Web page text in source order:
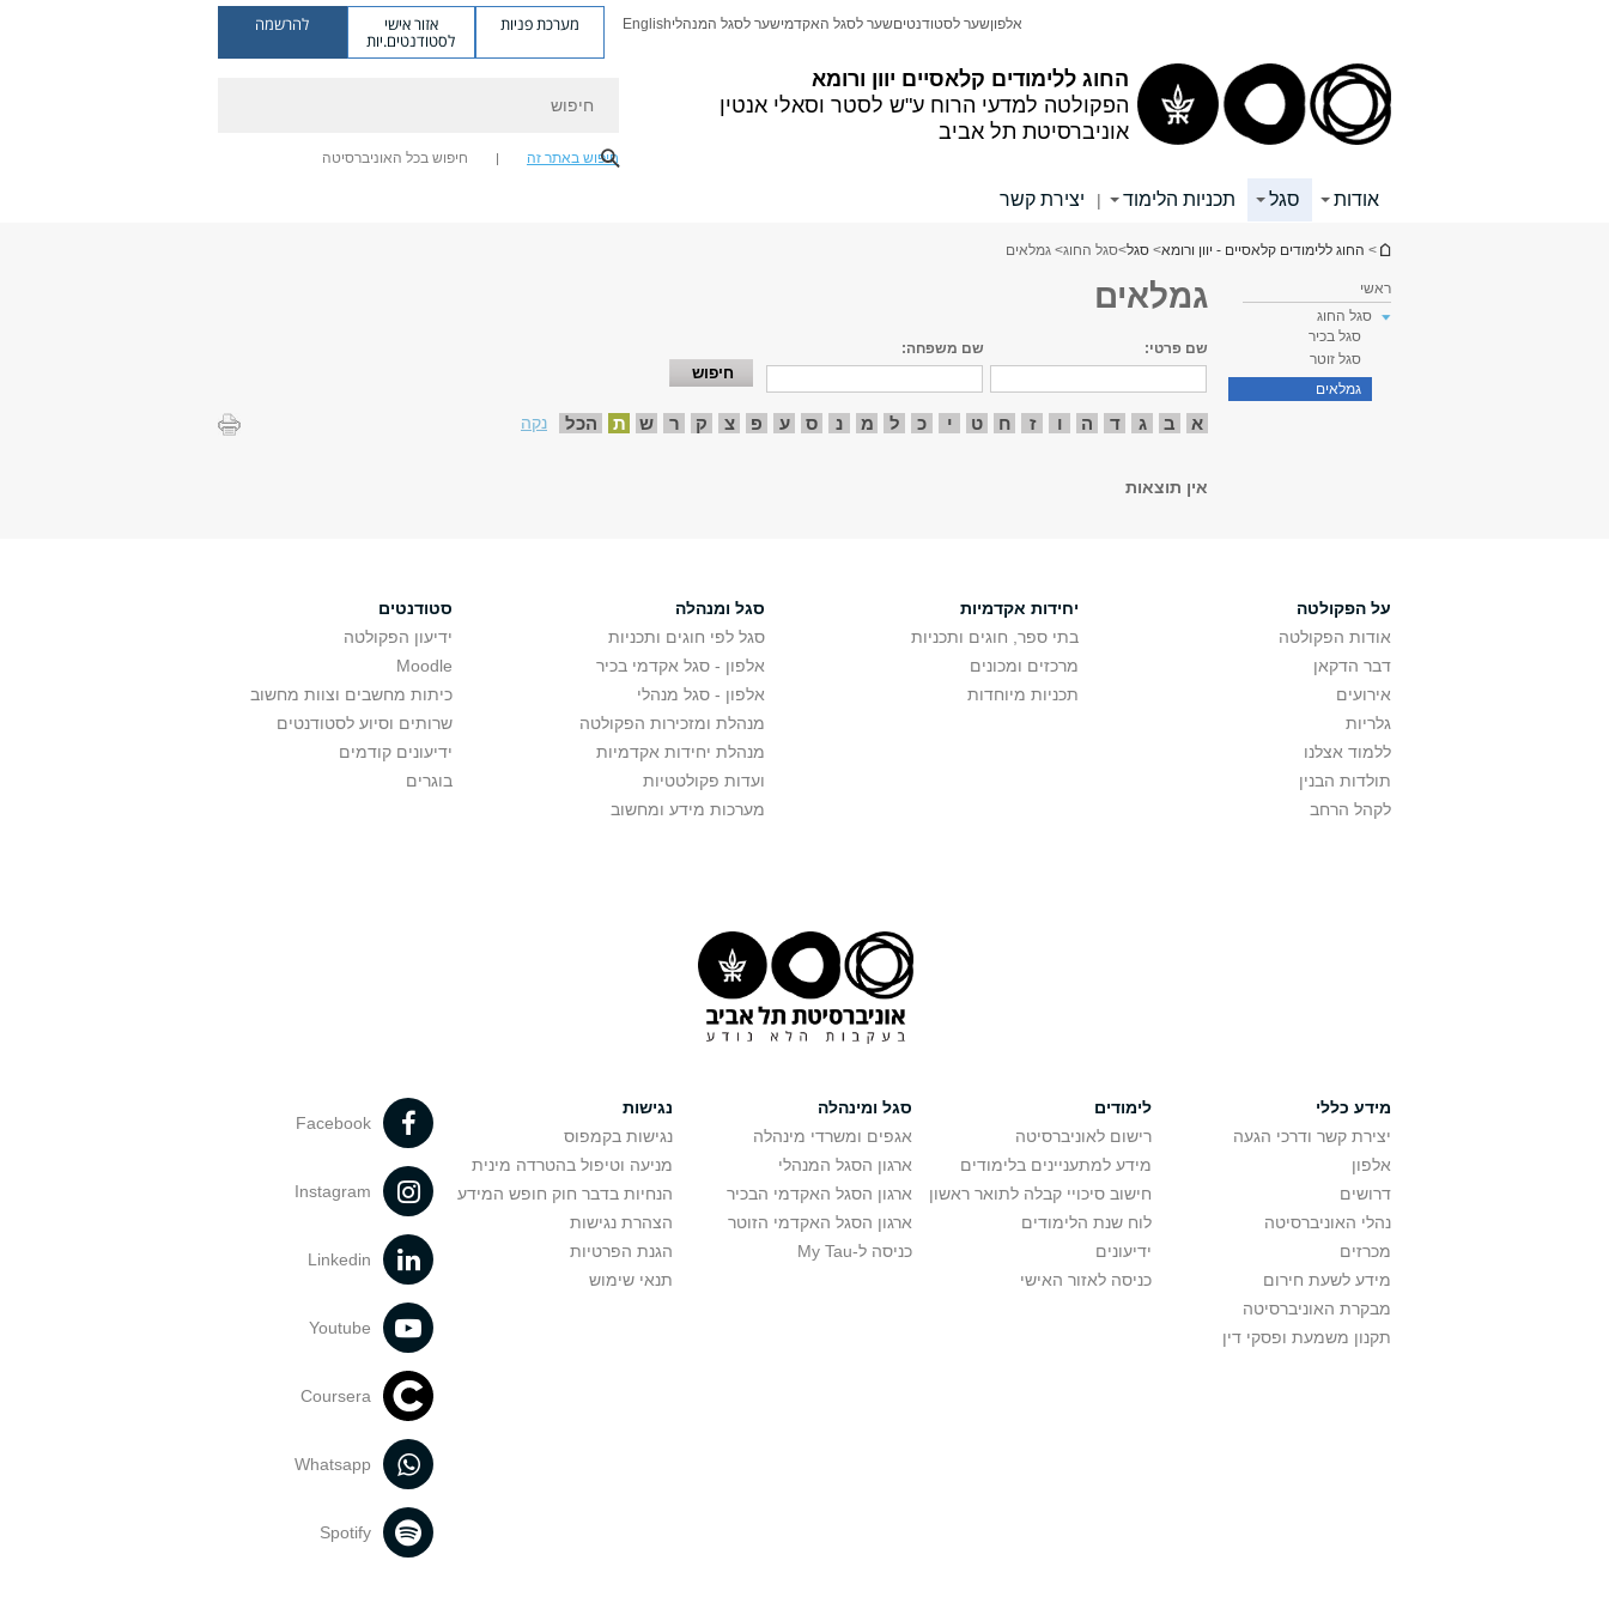
החוג ללימודים קלאסיים יוון ורומא
הפקולטה למדעי הרוח ע"ש לסטר וסאלי אנטין
אוניברסיטת תל אביב
אלפוןשער לסטודנטיםשער לסגל האקדמישער לסגל המנהליEnglish מערכת פניות אזור אישי
לסטודנטים.יות
להרשמה
חיפוש באתר זה חיפוש בכל האוניברסיטה
אודות סגל תכניות הלימוד | יצירת קשר
הינך נמצא כאן
> החוג ללימודים קלאסיים - יוון ורומא> סגל>סגל החוג> גמלאים
ראשי
סגל החוג
סגל בכיר
סגל זוטר
גמלאים
גמלאים
שם פרטי: שם משפחה:
א ב ג ד ה ו ז ח ט י כ ל מ נ ס ע פ צ ק ר ש ת הכל נקה
אין תוצאות
על הפקולטה
אודות הפקולטה
דבר הדקאן
אירועים
גלריות
ללמוד אצלנו
תולדות הבנין
לקהל הרחב
יחידות אקדמיות
בתי ספר, חוגים ותכניות
מרכזים ומכונים
תכניות מיוחדות
סגל ומנהלה
סגל לפי חוגים ותכניות
אלפון - סגל אקדמי בכיר
אלפון - סגל מנהלי
מנהלת ומזכירות הפקולטה
מנהלת יחידות אקדמיות
ועדות פקולטטיות
מערכות מידע ומחשוב
סטודנטים
ידיעון הפקולטה
Moodle
כיתות מחשבים וצוות מחשוב
שרותים וסיוע לסטודנטים
ידיעונים קודמים
בוגרים
מידע כללי
יצירת קשר ודרכי הגעה
אלפון
דרושים
נהלי האוניברסיטה
מכרזים
מידע לשעת חירום
מבקרת האוניברסיטה
תקנון משמעת ופסקי דין
לימודים
רישום לאוניברסיטה
מידע למתעניינים בלימודים
חישוב סיכויי קבלה לתואר ראשון
לוח שנת הלימודים
ידיעונים
כניסה לאזור האישי
סגל ומינהלה
אגפים ומשרדי מינהלה
ארגון הסגל המנהלי
ארגון הסגל האקדמי הבכיר
ארגון הסגל האקדמי הזוטר
כניסה ל-My Tau
נגישות
נגישות בקמפוס
מניעה וטיפול בהטרדה מינית
הנחיות בדבר חוק חופש המידע
הצהרת נגישות
הגנת הפרטיות
תנאי שימוש
Facebook
Instagram
Linkedin
Youtube
Coursera
Whatsapp
Spotify